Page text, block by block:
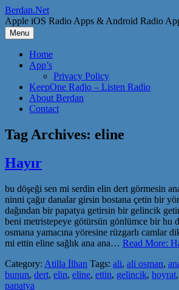
Skip
to
content
Berdan.Net
Apple iOS Radio Apps & Android Radio
Menu
Home
App’s
Privacy Policy
KeepOne Radio – Listen Radio
About Berdan
Contact
Tag Archives: eline
Hayır
bu döşeği sen mi serdin elin dert görmesin
ninni çağır danalar girsin bostana çetin bir
dağından bir papatya getirsin bir gelincik
beni metristepeye götürsün gönlümce bir hu
osmana yamacına yöresine rüzgarlı camlar
mi ettin eline sağlık ana ana… Read More:
Category: Atilla İlhan Tags: ali, ali osman,
bunun, dert, elin, eline, ettin, gelincik, hoyrat,
papatya